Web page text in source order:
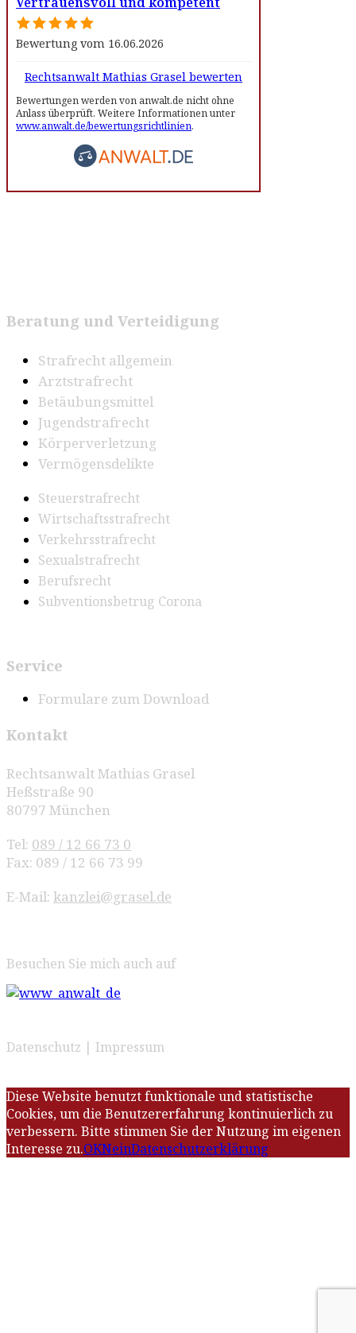
Bewertung vom 16.06.2026
Rechtsanwalt Mathias Grasel bewerten
Bewertungen werden von anwalt.de nicht ohne
Anlass überprüft. Weitere Informationen unter
www.anwalt.de/bewertungsrichtlinien.
Beratung und Verteidigung
Strafrecht allgemein
Arztstrafrecht
Betäubungsmittel
Jugendstrafrecht
Körperverletzung
Vermögensdelikte
Steuerstrafrecht
Wirtschaftsstrafrecht
Verkehrsstrafrecht
Sexualstrafrecht
Berufsrecht
Subventionsbetrug Corona
Service
Formulare zum Download
Kontakt
Rechtsanwalt Mathias Grasel
Heßstraße 90
80797 München
Tel: 089 / 12 66 73 0
Fax: 089 / 12 66 73 99
E-Mail: kanzlei@grasel.de
Besuchen Sie mich auch auf
Datenschutz | Impressum
Diese Website benutzt funktionale und statistische
Cookies, um die Benutzererfahrung kontinuierlich zu
verbessern. Bitte stimmen Sie der Nutzung im eigenen
Interesse zu.OKNeinDatenschutzerklärung